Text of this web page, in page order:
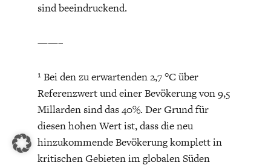
sind beeindruckend.
——–
¹ Bei den zu erwartenden 2,7 °C über
Referenzwert und einer Bevökerung von 9,5
Millarden sind das 40%. Der Grund für
diesen hohen Wert ist, dass die neu
hinzukommende Bevökerung komplett in
kritischen Gebieten im globalen Süden